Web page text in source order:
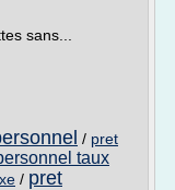
sans...
/ pret
taux
/ pret